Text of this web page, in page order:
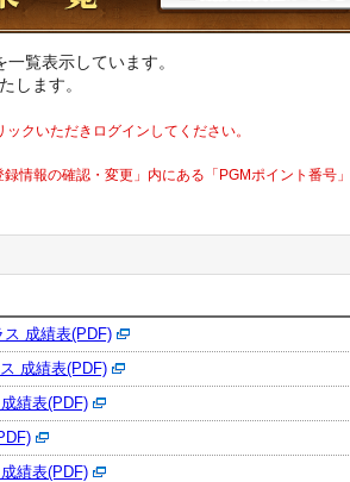
覧表示しています。
します。
クいただきログインしてください。
情報の確認・変更」内にある「PGMポイント番号」
成績表(PDF)
成績表(PDF)
績表(PDF)
績表(PDF)